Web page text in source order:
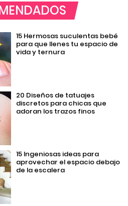
15 Hermosas suculentas bebé
para que llenes tu espacio de
vida y ternura
20 Diseños de tatuajes
discretos para chicas que
adoran los trazos finos
15 Ingeniosas ideas para
aprovechar el espacio debajo
de la escalera